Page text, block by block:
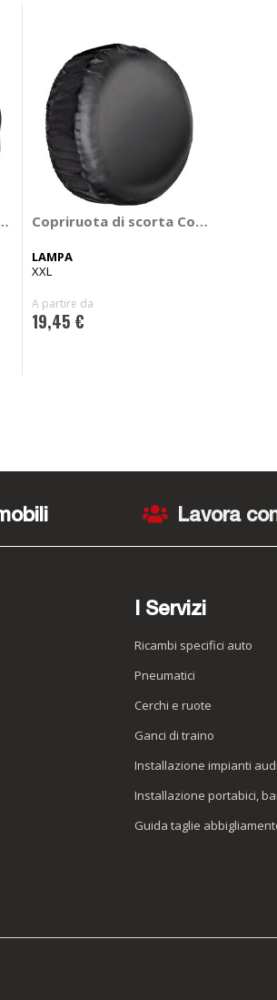
bag
Copriruota di scorta Copriruota
LAMPA
XXL
A partire da
19,45 €
Lavora
I Servizi
Ricambi specifici auto
Pneumatici
Cerchi e ruote
Ganci di traino
Installazione impianti
Installazione portabici,
Guida taglie